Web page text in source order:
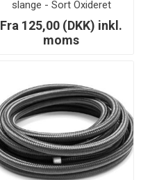
slange - Sort Oxideret
Fra 125,00 (DKK) inkl.
moms